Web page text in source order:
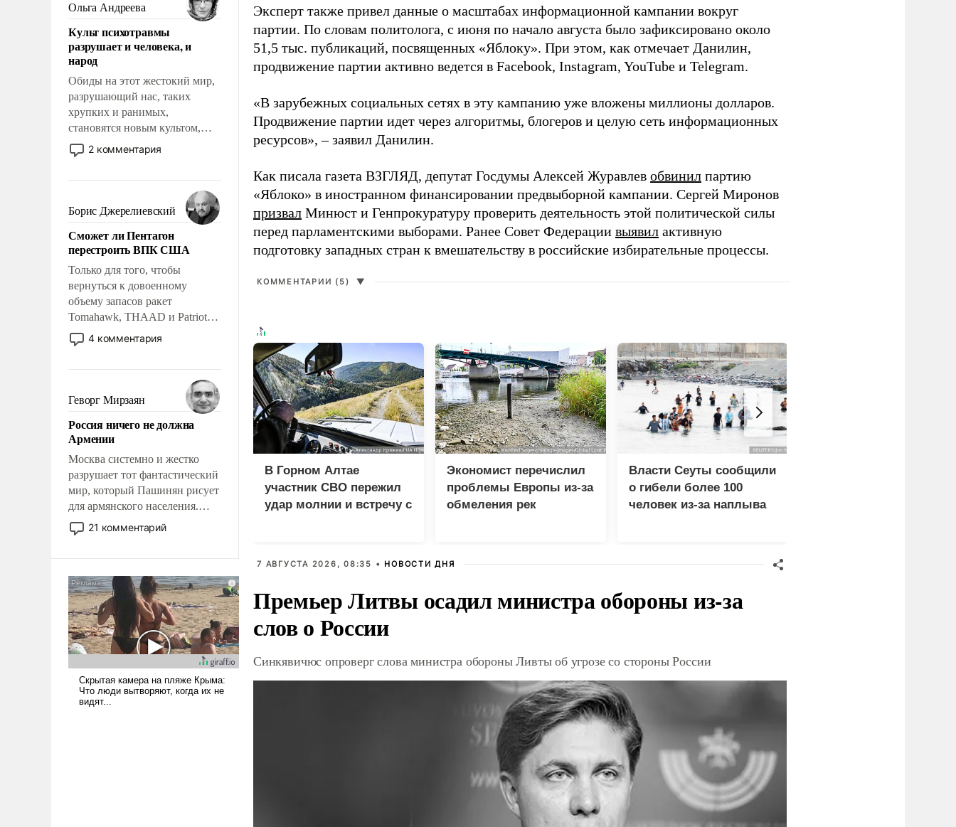
Ольга Андреева
Культ психотравмы
разрушает и человека, и
народ
Обиды на этот жестокий мир,
разрушающий нас, таких
хрупких и ранимых,
становятся новым культом,
постепенно вытесняя и
отменяя традиционное
мужественным и твердым под
ударами судьбы, брать на себя
ответственность, помогать
слабым, идти вперед и
адаптироваться.
2 комментария
Борис Джерелиевский
Сможет ли Пентагон
перестроить ВПК США
Только для того, чтобы
вернуться к довоенному
объему запасов ракет
Tomahawk, THAAD и Patriot
США потребуется более трех
лет. Даже небольшая война с
Сложившаяся ситуация
означает многолетний период
уязвимости США, например,
перед Китаем.
4 комментария
Геворг Мирзаян
Россия ничего не должна
Армении
Москва системно и жестко
разрушает тот фантастический
мир, который Пашинян рисует
для армянского населения.
Мир, где политические
прожекты будут безусловно
налогоплательщиков и где
Еревану за свои поступки не
нужно отвечать.
21 комментарий
Эксперт также привел данные о масштабах информационной кампании вокруг
партии. По словам политолога, с июня по начало августа было зафиксировано около
51,5 тыс. публикаций, посвященных «Яблоку». При этом, как отмечает Данилин,
продвижение партии активно ведется в Facebook, Instagram, YouTube и Telegram.
«В зарубежных социальных сетях в эту кампанию уже вложены миллионы долларов.
Продвижение партии идет через алгоритмы, блогеров и целую сеть информационных
ресурсов», – заявил Данилин.
Как писала газета ВЗГЛЯД, депутат Госдумы Алексей Журавлев обвинил партию
«Яблоко» в иностранном финансировании предвыборной кампании. Сергей Миронов
призвал Минюст и Генпрокуратуру проверить деятельность этой политической силы
перед парламентскими выборами. Ранее Совет Федерации выявил активную
подготовку западных стран к вмешательству в российские избирательные процессы.
КОММЕНТАРИИ (5) ▼
В Горном Алтае
участник СВО пережил
удар молнии и встречу с
Экономист перечислил
проблемы Европы из-за
обмеления рек
Власти Сеуты сообщили
о гибели более 100
человек из-за наплыва
7 АВГУСТА 2026, 08:35 • НОВОСТИ ДНЯ
Премьер Литвы осадил министра обороны из-за
слов о России
Синкявичюс опроверг слова министра обороны Ливты об угрозе со стороны России